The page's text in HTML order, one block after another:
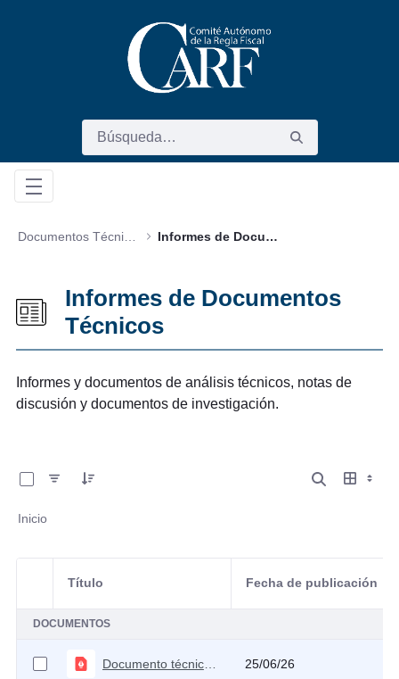
Documentos Técnicos Informes de Documentos Técnicos
Informes de Documentos
Técnicos
Informes y documentos de análisis técnicos, notas de
discusión y documentos de investigación.
Inicio
Selección del elemento
Título Fecha de publicación
DOCUMENTOS
Documento técnico CARF MFMP 2026 25/06/26